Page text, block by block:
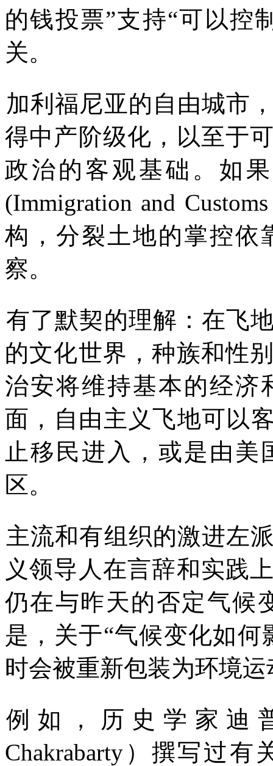
的钱投票”支持“可以控
关。
加利福尼亚的自由城市
得中产阶级化，以至于
政治的客观基础。如
(Immigration and
构，分裂土地的掌控依
察。
有了默契的理解：在飞
的文化世界，种族和性
治安将维持基本的经济
面，自由主义飞地可以
止移民进入，或是由
区。
主流和有组织的激进左
义领导人在言辞和实践
仍在与昨天的否定气候
是，关于“气候变化如何
时会被重新包装为环境
例如，历史学家迪
Chakrabarty ）撰写过有